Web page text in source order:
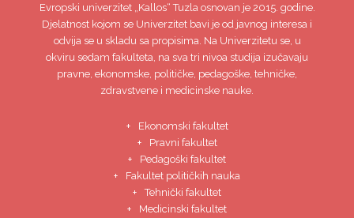
Evropski univerzitet„Kallos“ Tuzla osnovan je 2015. godine.
Djelatnost kojom se Univerzitet bavi je od javnog interesa i
odvija se u skladu sa propisima. Na Univerzitetu se, u
okviru sedam fakulteta, na sva tri nivoa studija izučavaju
pravne, ekonomske, političke, pedagoške, tehničke,
zdravstvene i medicinske nauke.
Ekonomski fakultet
Pravni fakultet
Pedagoški fakultet
Fakultet političkih nauka
Tehnički fakultet
Medicinski fakultet